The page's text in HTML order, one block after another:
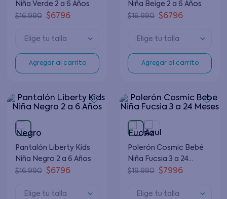
Niña Verde 2 a 6 Años
$16.990 $6796
Elige tu talla
Agregar al carrito
Niña Beige 2 a 6 Años
$16.990 $6796
Elige tu talla
Agregar al carrito
Pantalón Liberty Kids
Niña Negro 2 a 6 Años
$16.990 $6796
Elige tu talla
Polerón Cosmic Bebé
Niña Fucsia 3 a 24
Meses
$19.990 $7996
Elige tu talla